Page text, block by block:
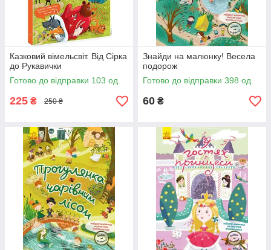
Казковий вімельсвіт. Від Сірка
до Рукавички
Готово до відправки 103 од.
225 ₴ 250 ₴
Знайди на малюнку! Весела
подорож
Готово до відправки 398 од.
60 ₴